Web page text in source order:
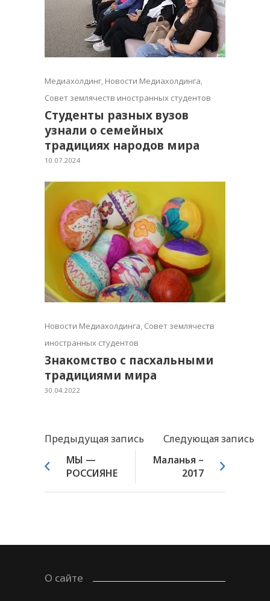
Медиахолдинг, Новости Медиахолдинга,
Совет землячеств иностранных студентов
Студенты разных вузов
узнали о семейных
традициях народов мира
10.07.2024
Новости Медиахолдинга, Совет землячеств
иностранных студентов
Знакомство с пасхальными
традициями мира
30.04.2022
Предыдущая запись
Следующая запись
МЫ —
РОССИЯНЕ
Маланья –
2017
О сайте